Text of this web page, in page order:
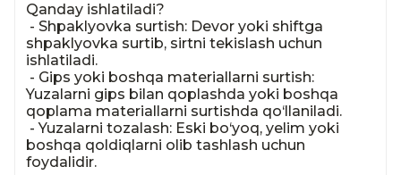
Qanday ishlatiladi?
shpaklyovka surtib, sirtni tekislash uchun
ishlatiladi.
Yuzalarni gips bilan qoplashda yoki boshqa
qoplama materiallarni surtishda qo‘llaniladi.
boshqa qoldiqlarni olib tashlash uchun
foydalidir.